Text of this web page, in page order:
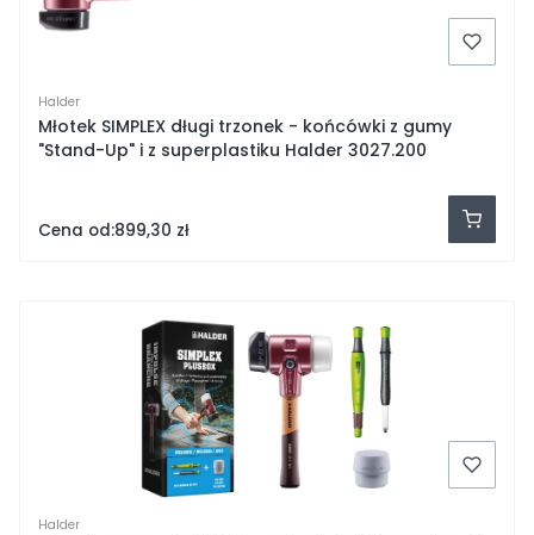
Halder
Młotek SIMPLEX długi trzonek - końcówki z gumy
"Stand-Up" i z superplastiku Halder 3027.200
Cena od:899,30 zł
Halder